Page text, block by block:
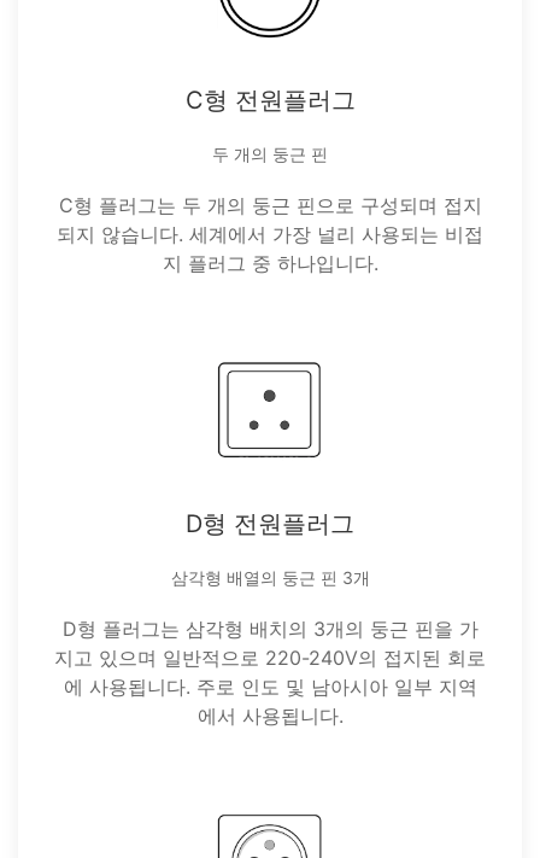
C형 전원플러그
두 개의 둥근 핀
C형 플러그는 두 개의 둥근 핀으로 구성되며 접지
되지 않습니다. 세계에서 가장 널리 사용되는 비접
지 플러그 중 하나입니다.
D형 전원플러그
삼각형 배열의 둥근 핀 3개
D형 플러그는 삼각형 배치의 3개의 둥근 핀을 가
지고 있으며 일반적으로 220-240V의 접지된 회로
에 사용됩니다. 주로 인도 및 남아시아 일부 지역
에서 사용됩니다.